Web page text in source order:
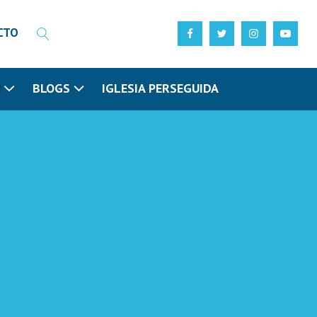
BLOGS IGLESIA PERSEGUIDA